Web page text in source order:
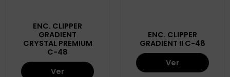
ENC. CLIPPER
GRADIENT
CRYSTAL PREMIUM
C-48
Ver
ENC. CLIPPER
GRADIENT II C-48
Ver